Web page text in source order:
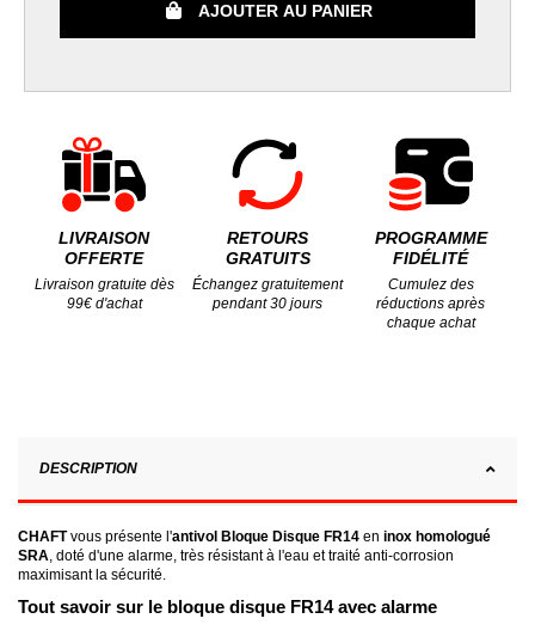
AJOUTER AU PANIER
LIVRAISON
OFFERTE
Livraison gratuite dès
99€ d'achat
RETOURS
GRATUITS
Échangez gratuitement
pendant 30 jours
PROGRAMME
FIDÉLITÉ
Cumulez des
réductions après
chaque achat
DESCRIPTION
CHAFTvous présente l'antivol Bloque Disque FR14 en inox homologué
SRA, doté d'une alarme, très résistant à l'eau et traité anti-corrosion
maximisant la sécurité.
Tout savoir sur le bloque disque FR14 avec alarme